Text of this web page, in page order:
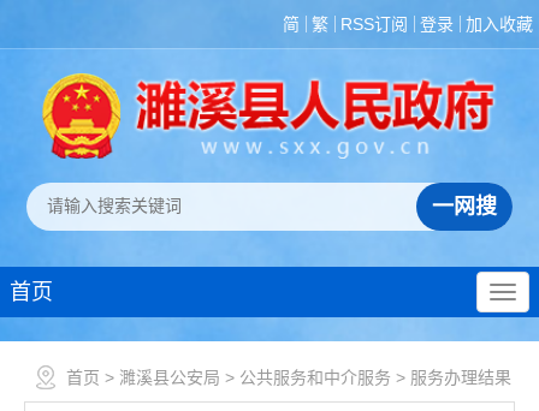
简 繁 RSS订阅 登录 加入收藏
首页
首页 > 濉溪县公安局 > 公共服务和中介服务 > 服务办理结果